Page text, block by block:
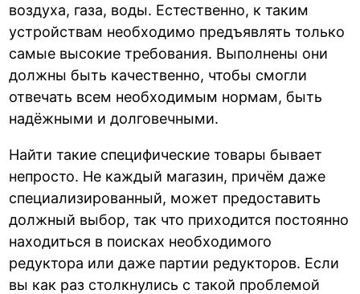
воздуха, газа, воды. Естественно, к таким
устройствам необходимо предъявлять только
самые высокие требования. Выполнены они
должны быть качественно, чтобы смогли
отвечать всем необходимым нормам, быть
надёжными и долговечными.
Найти такие специфические товары бывает
непросто. Не каждый магазин, причём даже
специализированный, может предоставить
должный выбор, так что приходится постоянно
находиться в поисках необходимого
редуктора или даже партии редукторов. Если
вы как раз столкнулись с такой проблемой